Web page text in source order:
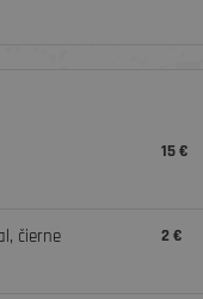
15 €
čierne 2 €